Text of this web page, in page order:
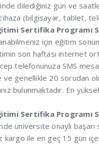
dilediğiniz gün ve
(bilgisayar, tablet,
Sertifika Programı
için eğitim
son haftası internet
telefonunuza SMS
ve genellikle 20 sorudan
bulunmaktadır. En
Sertifika Programı
üniversite onaylı
kargo ile en geç 15 gün